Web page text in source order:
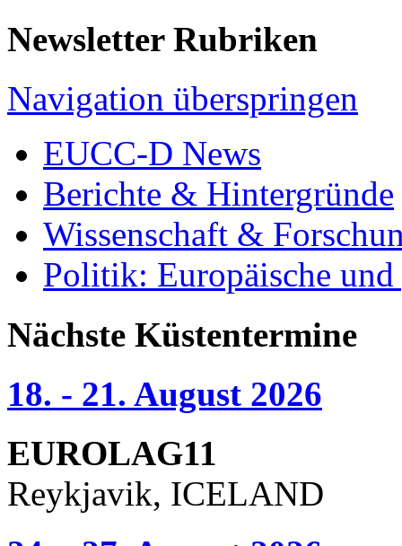
Newsletter Rubriken
Navigation überspringen
EUCC-D News
Berichte & Hintergründe
Wissenschaft &
Politik: Europäische
Nächste Küstentermine
18. - 21. August 2026
EUROLAG11
Reykjavik, ICELAND